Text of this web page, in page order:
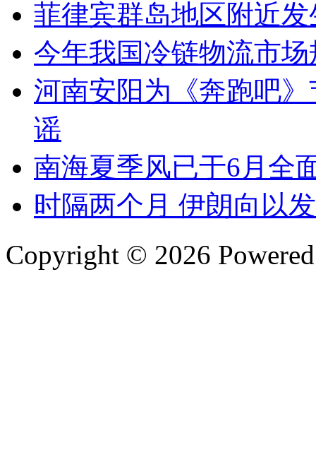
菲律宾群岛地区附近
今年我国冷链物流市
河南安阳为《奔跑吧
谣
南海夏季风已于6月全
时隔两个月 伊朗向以
Copyright © 2026